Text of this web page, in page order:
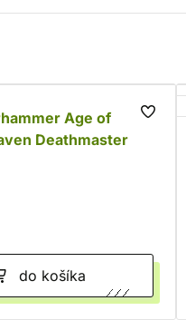
Age of
Deathmaster
do košíka